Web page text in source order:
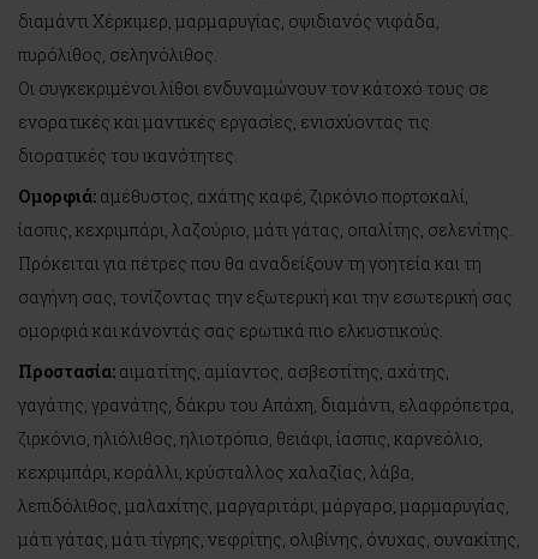
διαμάντι Χέρκιμερ, μαρμαρυγίας, οψιδιανός νιφάδα,
πυρόλιθος, σεληνόλιθος.
Οι συγκεκριμένοι λίθοι ενδυναμώνουν τον κάτοχό τους σε
ενορατικές και μαντικές εργασίες, ενισχύοντας τις
διορατικές του ικανότητες.
Ομορφιά: αμέθυστος, αχάτης καφέ, ζιρκόνιο πορτοκαλί,
ίασπις, κεχριμπάρι, λαζούριο, μάτι γάτας, οπαλίτης, σελενίτης.
Πρόκειται για πέτρες που θα αναδείξουν τη γοητεία και τη
σαγήνη σας, τονίζοντας την εξωτερική και την εσωτερική σας
ομορφιά και κάνοντάς σας ερωτικά πιο ελκυστικούς.
Προστασία: αιματίτης, αμίαντος, ασβεστίτης, αχάτης,
γαγάτης, γρανάτης, δάκρυ του Απάχη, διαμάντι, ελαφρόπετρα,
ζιρκόνιο, ηλιόλιθος, ηλιοτρόπιο, θειάφι, ίασπις, καρνεόλιο,
κεχριμπάρι, κοράλλι, κρύσταλλος χαλαζίας, λάβα,
λεπιδόλιθος, μαλαχίτης, μαργαριτάρι, μάργαρο, μαρμαρυγίας,
μάτι γάτας, μάτι τίγρης, νεφρίτης, ολιβίνης, όνυχας, ουνακίτης,